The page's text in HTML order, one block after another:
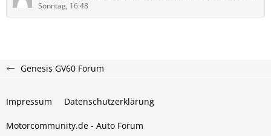
Sonntag, 16:48
Genesis GV60 Forum
Impressum Datenschutzerklärung
Motorcommunity.de - Auto Forum